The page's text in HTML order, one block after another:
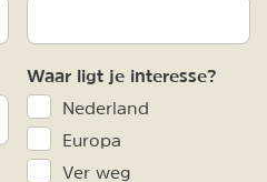
Waar ligt je interesse?
Nederland
Europa
Ver weg